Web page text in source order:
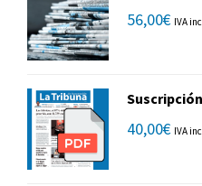
56,00€ IVA
40,00€ IVA